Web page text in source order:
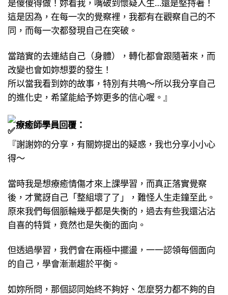
這是因為，在每一次的覺察裡，我都有在觀察自己的不
同，而每一次都發現自己在突破。
當踏實的去連結自己（身體），轉化都會跟隨著來，而
改變也會如妳想要的發生！
所以當我看到妳的故事，特別有共鳴～所以我分享自己
的進化史，希望能給予妳更多的信心喔。』
療癒師學員回覆：
『謝謝妳的分享，有關妳提出的疑惑，我也分享小小心
得～
當時我是想療癒情傷才來上課學習，而真正落實覺察
後，才驚訝自己「整組壞了了」，難怪人生走鐘至此。
原來我們每個脈輪幾乎都是失衡的，過去有些我還沾沾
自喜的特質，竟然也是失衡的面向。
但透過學習，我們會在兩極中擺盪，一一認領每個面向
的自己，學會漸漸趨於平衡。
如妳所問，那個認同始終不夠好、怎麼努力都不夠的自